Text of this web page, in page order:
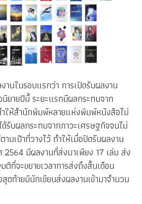
านในรอบแรกว่า การเปิดรับผลงาน
นิยายปีนี้ ระยะแรกมีผลกระทบจาก
ให้สำนักพิมพ์หลายแห่งพิมพ์หนังสือไม่
รับผลกระทบจากภาวะเศรษฐกิจจนไม่
มเป้าที่วางไว้ ทำให้เมื่อปิดรับผลงาน
มีผลงานที่ส่งมาเพียง 17 เล่ม ส่ง
ที่จะขยายเวลาการส่งถึงสิ้นเดือน
ท้ายมีนักเขียนส่งผลงานเข้ามาจำนวน